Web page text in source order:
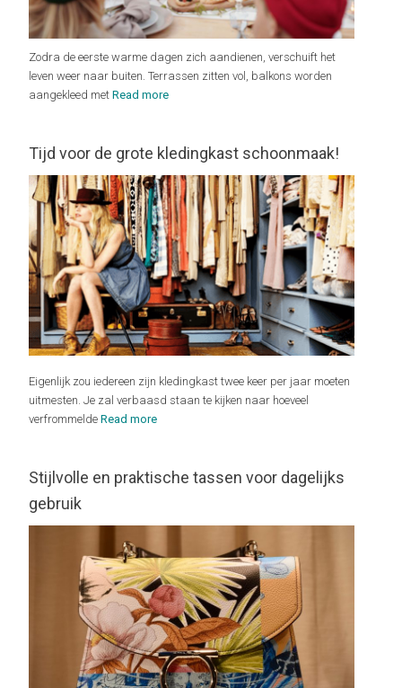
Zodra de eerste warme dagen zich aandienen, verschuift het
leven weer naar buiten. Terrassen zitten vol, balkons worden
aangekleed metRead more
Tijd voor de grote kledingkast schoonmaak!
Eigenlijk zou iedereen zijn kledingkast twee keer per jaar moeten
uitmesten. Je zal verbaasd staan te kijken naar hoeveel
verfrommeldeRead more
Stijlvolle en praktische tassen voor dagelijks
gebruik